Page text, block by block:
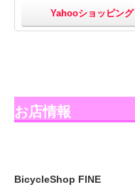
Yahooショッピング
お店情報
BicycleShop FINE